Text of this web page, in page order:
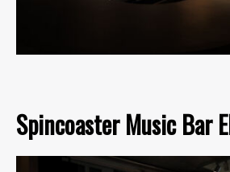
Spincoaster Music Bar